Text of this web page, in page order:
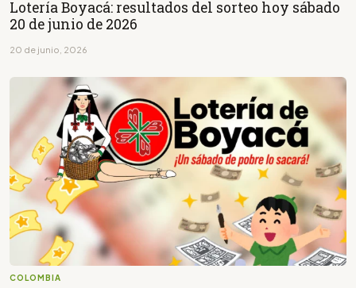
Lotería Boyacá: resultados del sorteo hoy sábado
20 de junio de 2026
20 de junio, 2026
COLOMBIA